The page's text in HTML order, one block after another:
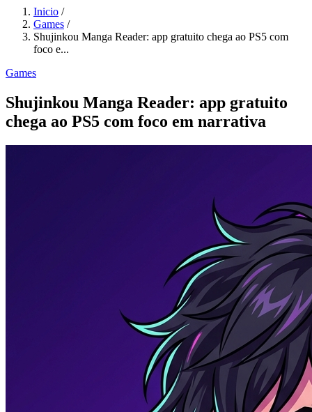
Inicio /
Games /
Shujinkou Manga Reader: app gratuito chega ao PS5 com
foco e...
Games
Shujinkou Manga Reader: app gratuito
chega ao PS5 com foco em narrativa